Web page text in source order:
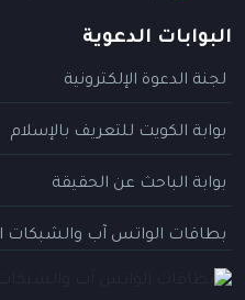
البوابات الدعوية
لجنة الدعوة الإلكترونية
بوابة الكويت للتعريف بالإسلام
بوابة الباحث عن الحقيقة
بطاقات الواتس آب والشبكات